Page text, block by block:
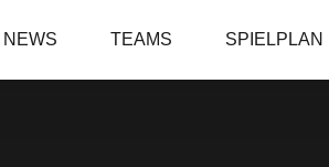
NEWS TEAMS SPIELPLAN